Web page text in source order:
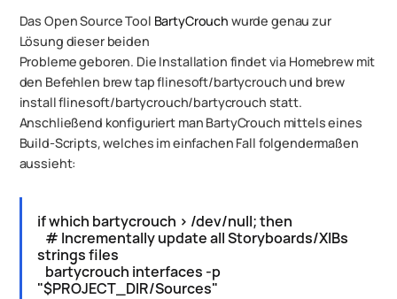
Das Open Source Tool BartyCrouch wurde genau zur
Lösung dieser beiden
Probleme geboren. Die Installation findet via Homebrew mit
den Befehlen brew tap flinesoft/bartycrouch und brew
install flinesoft/bartycrouch/bartycrouch statt.
Anschließend konfiguriert man BartyCrouch mittels eines
Build-Scripts, welches im einfachen Fall folgendermaßen
aussieht:
if which bartycrouch > /dev/null; then
# Incrementally update all Storyboards/XIBs
strings files
bartycrouch interfaces -p
"$PROJECT_DIR/Sources"